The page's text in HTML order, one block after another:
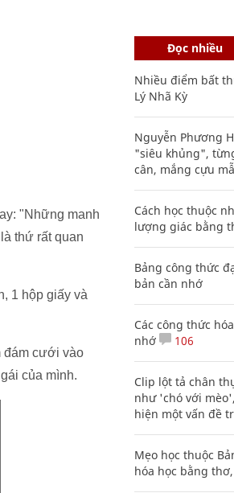
"Những manh
thứ rất quan
1 hộp giấy và
đám cưới vào
của mình.
Đọc nhiều
Nhiều điểm bất
Lý Nhã Kỳ
Nguyễn Phương
"siêu khủng",
cân, mắng cựu
Cách học thuộc
lượng giác bằng
Bảng công thức
bản cần nhớ
Các công thức
nhớ
106
Clip lột tả chân
như 'chó với
hiện một vấn đề
Mẹo học thuộc
hóa học bằng